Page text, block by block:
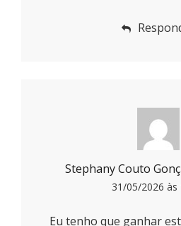
Stephany Couto
31/05/2026 às
Eu tenho que ganhar